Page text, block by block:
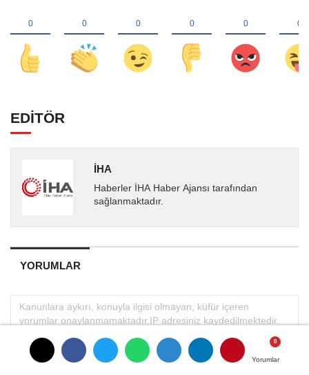
Yorumlar
Yorumlar
EDİTÖR
İHA
Haberler İHA Haber Ajansı tarafından
sağlanmaktadır.
YORUMLAR